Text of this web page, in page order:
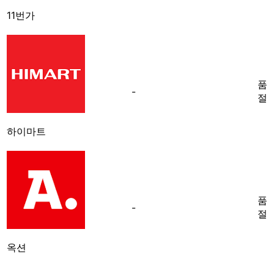
11번가
하이마트
-
품
절
옥션
-
품
절